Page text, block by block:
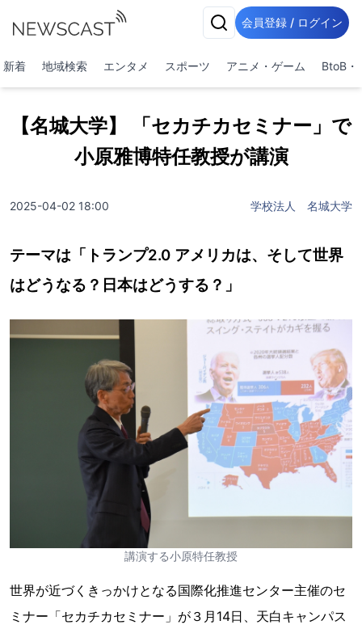
会員登録 / ログイン
新着 地域検索 エンタメ スポーツ アニメ・ゲーム BtoB・
【名城大学】 「セカチカセミナー」で
小原雅博特任教授が講演
2025-04-02 18:00 学校法人 名城大学
テーマは「トランプ2.0 アメリカは、そして世界
はどうなる？日本はどうする？」
講演する小原特任教授
世界が近づくきっかけとなる国際化推進センター主催のセ
ミナー「セカチカセミナー」が３月14日、天白キャンパス